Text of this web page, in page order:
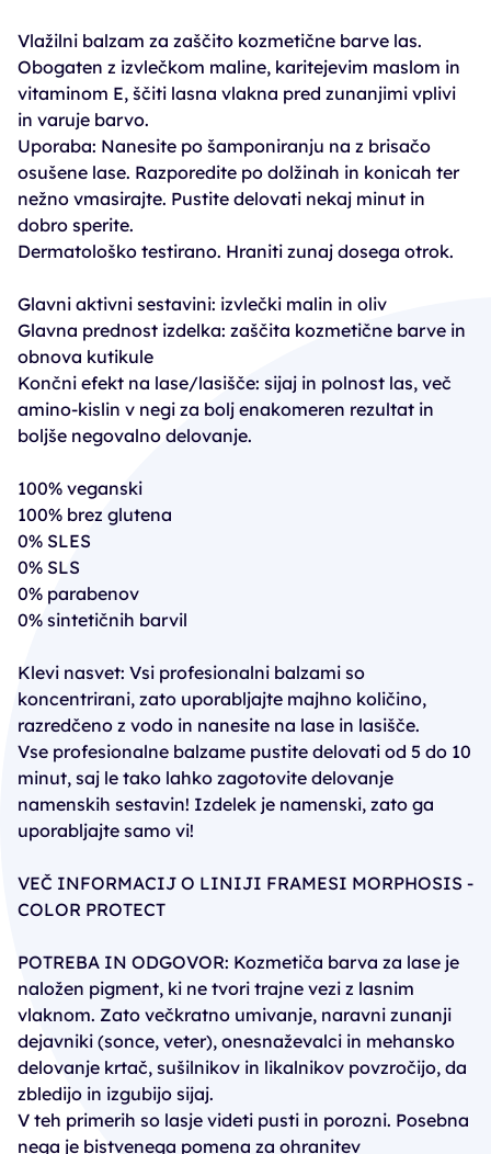
Vlažilni balzam za zaščito kozmetične barve las.
Obogaten z izvlečkom maline, karitejevim maslom in
vitaminom E, ščiti lasna vlakna pred zunanjimi vplivi
in varuje barvo.
Uporaba: Nanesite po šamponiranju na z brisačo
osušene lase. Razporedite po dolžinah in konicah ter
nežno vmasirajte. Pustite delovati nekaj minut in
dobro sperite.
Dermatološko testirano. Hraniti zunaj dosega otrok.
Glavni aktivni sestavini: izvlečki malin in oliv
Glavna prednost izdelka: zaščita kozmetične barve in
obnova kutikule
Končni efekt na lase/lasišče: sijaj in polnost las, več
amino-kislin v negi za bolj enakomeren rezultat in
boljše negovalno delovanje.
100% veganski
100% brez glutena
0% SLES
0% SLS
0% parabenov
0% sintetičnih barvil
Klevi nasvet: Vsi profesionalni balzami so
koncentrirani, zato uporabljajte majhno količino,
razredčeno z vodo in nanesite na lase in lasišče.
Vse profesionalne balzame pustite delovati od 5 do 10
minut, saj le tako lahko zagotovite delovanje
namenskih sestavin! Izdelek je namenski, zato ga
uporabljajte samo vi!
VEČ INFORMACIJ O LINIJI FRAMESI MORPHOSIS -
COLOR PROTECT
POTREBA IN ODGOVOR: Kozmetiča barva za lase je
naložen pigment, ki ne tvori trajne vezi z lasnim
vlaknom. Zato večkratno umivanje, naravni zunanji
dejavniki (sonce, veter), onesnaževalci in mehansko
delovanje krtač, sušilnikov in likalnikov povzročijo, da
zbledijo in izgubijo sijaj.
V teh primerih so lasje videti pusti in porozni. Posebna
nega je bistvenega pomena za ohranitev